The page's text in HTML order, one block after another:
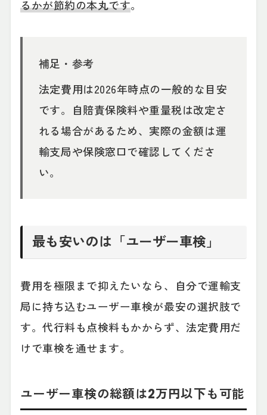
るかが節約の本丸です。
補足・参考
法定費用は2026年時点の一般的な目安
です。自賠責保険料や重量税は改定さ
れる場合があるため、実際の金額は運
輸支局や保険窓口で確認してくださ
い。
最も安いのは「ユーザー車検」
費用を極限まで抑えたいなら、自分で運輸支
局に持ち込むユーザー車検が最安の選択肢で
す。代行料も点検料もかからず、法定費用だ
けで車検を通せます。
ユーザー車検の総額は2万円以下も可能